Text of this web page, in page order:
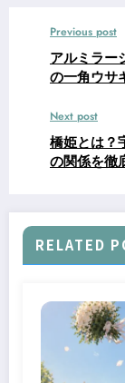
Previous post
アルミラー
の一角ウサ
Next post
橋姫とは？
の関係を徹
RELATED